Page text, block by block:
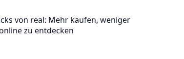
von real: Mehr kaufen, weniger
zu entdecken